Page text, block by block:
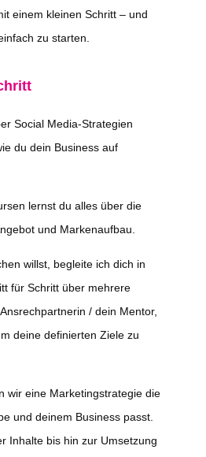
einem kleinen Schritt – und
zu starten.
Social Media-Strategien
du dein Business auf
lernst du alles über die
und Markenaufbau.
willst, begleite ich dich in
für Schritt über mehrere
/ dein Mentor,
deine definierten Ziele zu
wir eine Marketingstrategie die
und deinem Business passt.
Inhalte bis hin zur Umsetzung